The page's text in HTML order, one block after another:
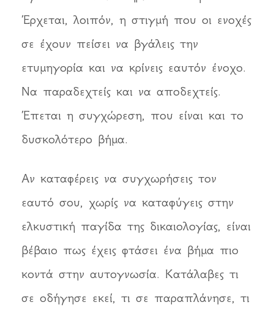
Έρχεται, λοιπόν, η στιγμή που οι ενοχές
σε έχουν πείσει να βγάλεις την
ετυμηγορία και να κρίνεις εαυτόν ένοχο.
Να παραδεχτείς και να αποδεχτείς.
Έπεται η συγχώρεση, που είναι και το
δυσκολότερο βήμα.
Αν καταφέρεις να συγχωρήσεις τον
εαυτό σου, χωρίς να καταφύγεις στην
ελκυστική παγίδα της δικαιολογίας, είναι
βέβαιο πως έχεις φτάσει ένα βήμα πιο
κοντά στην αυτογνωσία. Κατάλαβες τι
σε οδήγησε εκεί, τι σε παραπλάνησε, τι